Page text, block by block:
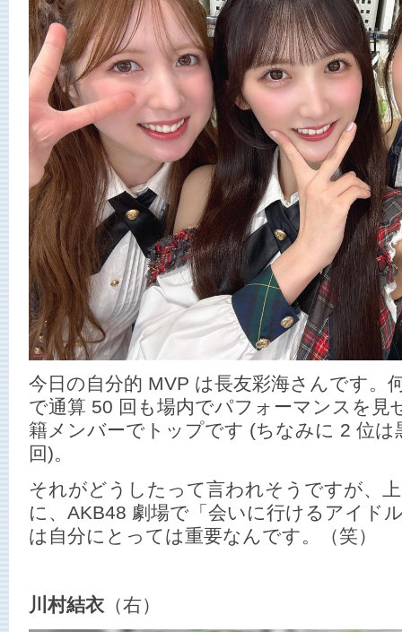
今日の自分的 MVP は長友彩海さんです。
で通算 50 回も場内でパフォーマンスを見
籍メンバーでトップです (ちなみに 2 位は
回)。
それがどうしたって言われそうですが、
に、AKB48 劇場で「会いに行けるアイド
は自分にとっては重要なんです。（笑）
川村結衣 （右）